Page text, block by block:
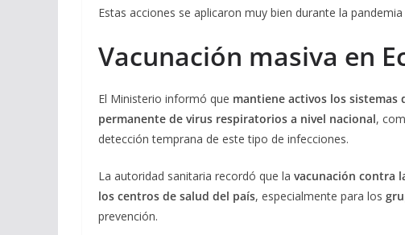
Estas acciones se aplicaron muy bien durante la
Vacunación masiva en
El Ministerio informó que mantiene activos los
permanente de virus respiratorios a nivel nacional,
detección temprana de este tipo de infecciones.
La autoridad sanitaria recordó que la vacunación contra
los centros de salud del país, especialmente para los
prevención.